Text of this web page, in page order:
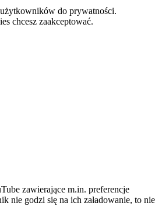
do prywatności.
chcesz zaakceptować.
zawierające m.in. preferencje
nie godzi się na ich załadowanie, to nie